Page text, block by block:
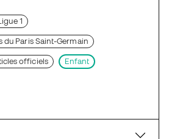
1
du Paris Saint-Germain
officiels Enfant